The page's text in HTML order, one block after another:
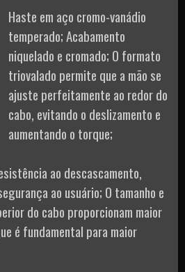
Haste em aço cromo-vanádio
temperado; Acabamento
niquelado e cromado; O formato
triovalado permite que a mão se
ajuste perfeitamente ao redor do
cabo, evitando o deslizamento e
aumentando o torque;
ao descascamento,
ao usuário; O tamanho e
do cabo proporcionam maior
é fundamental para maior